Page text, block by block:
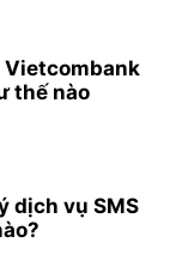
thế nào
dịch vụ SMS